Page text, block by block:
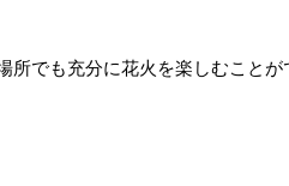
でも充分に花火を楽しむこと